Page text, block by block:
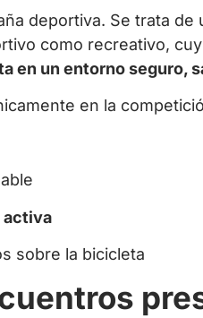
deportiva. Se trata de
como recreativo,
en un entorno seguro,
en la
activa
sobre la bicicleta